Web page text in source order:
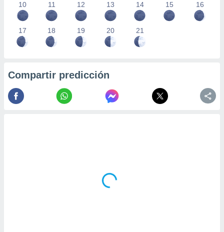
10 11 12 13 14 15 16
17 18 19 20 21
Compartir predicción